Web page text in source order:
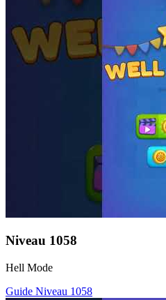
Niveau 1058
Hell Mode
Guide Niveau 1058